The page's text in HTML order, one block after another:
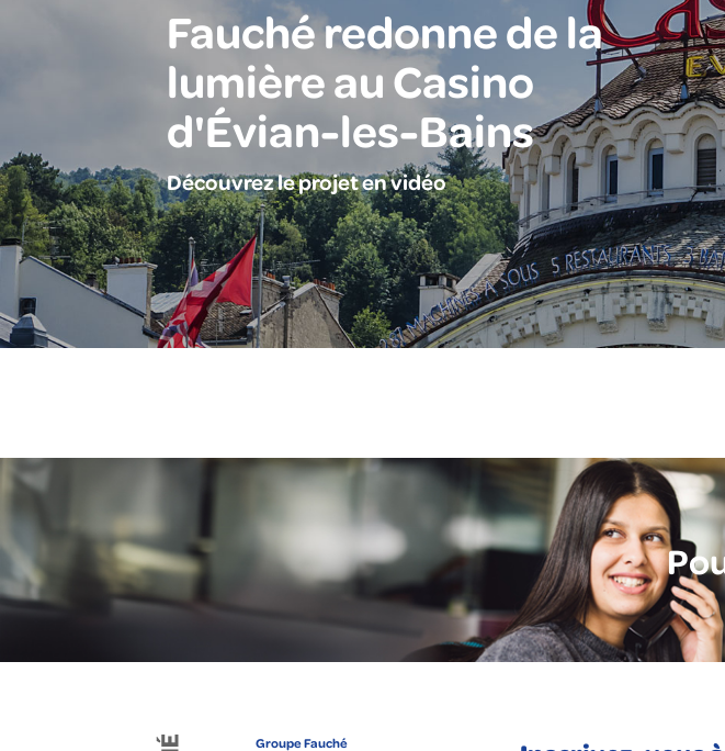
Fauché redonne de la
lumière au Casino
d'Évian-les-Bains
Découvrez le projet en vidéo
Groupe Fauché